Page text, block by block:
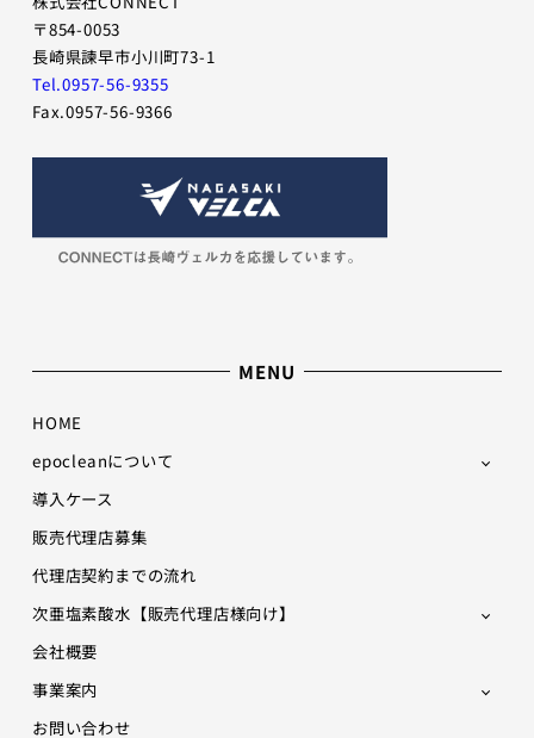
〒854-0053
長崎県諫早市小川町73-1
Tel.0957-56-9355
Fax.0957-56-9366
MENU
HOME
epocleanについて
導入ケース
販売代理店募集
代理店契約までの流れ
次亜塩素酸水【販売代理店様向け】
会社概要
事業案内
お問い合わせ